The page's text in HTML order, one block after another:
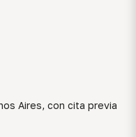
Aires, con cita previa